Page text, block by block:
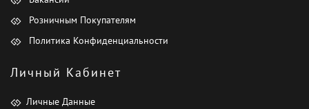
Розничным Покупателям
Политика Конфиденциальности
Личный Кабинет
Личные Данные